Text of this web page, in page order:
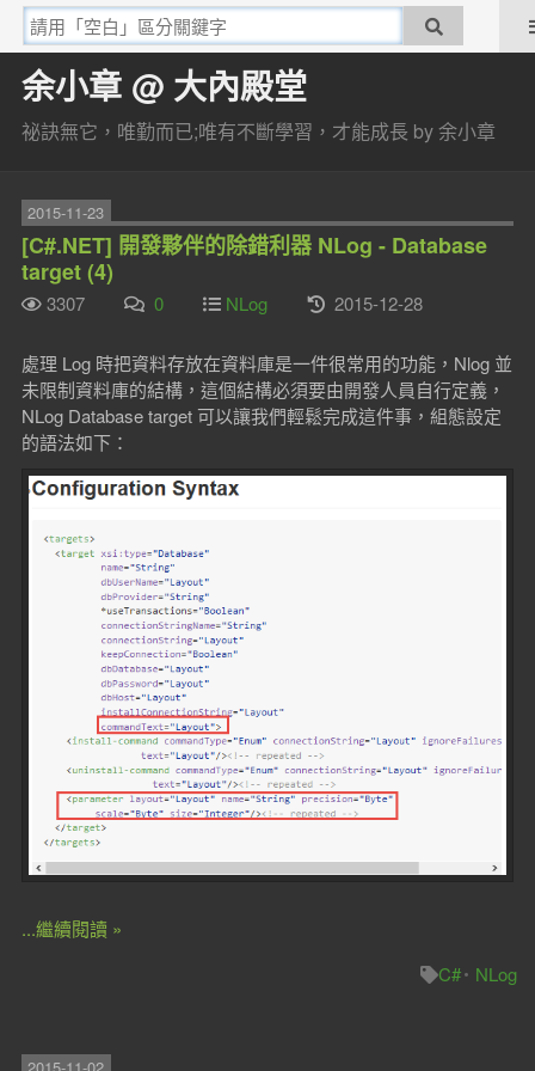
余小章 @ 大內殿堂
祕訣無它，唯勤而已;唯有不斷學習，才能成長 by 余小章
2015-11-23
[C#.NET] 開發夥伴的除錯利器 NLog - Database
target (4)
3307 0 NLog 2015-12-28
處理 Log 時把資料存放在資料庫是一件很常用的功能，Nlog 並
未限制資料庫的結構，這個結構必須要由開發人員自行定義，
NLog Database target 可以讓我們輕鬆完成這件事，組態設定
的語法如下：
...繼續閱讀 »
C#
NLog